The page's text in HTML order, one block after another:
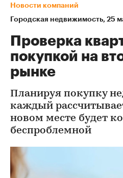
Новости компаний
Городская недвижимость⁠, 25
Проверка
покупкой на
рынке
Планируя покупку
каждый
новом месте будет
беспроблемной